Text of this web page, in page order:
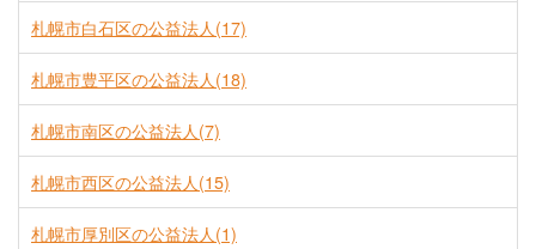
札幌市白石区の公益法人(17)
札幌市豊平区の公益法人(18)
札幌市南区の公益法人(7)
札幌市西区の公益法人(15)
札幌市厚別区の公益法人(1)